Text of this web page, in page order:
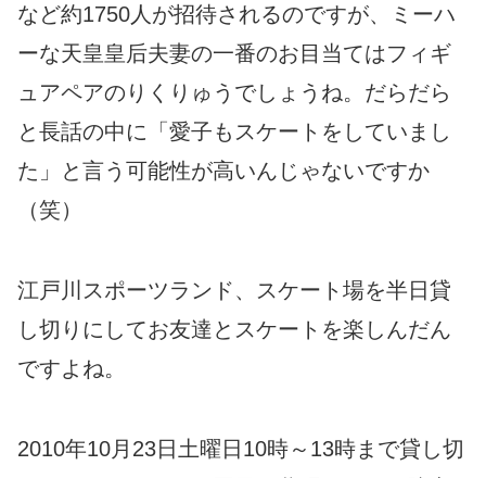
など約1750人が招待されるのですが、ミーハ
ーな天皇皇后夫妻の一番のお目当てはフィギ
ュアペアのりくりゅうでしょうね。だらだら
と長話の中に「愛子もスケートをしていまし
た」と言う可能性が高いんじゃないですか
（笑）
江戸川スポーツランド、スケート場を半日貸
し切りにしてお友達とスケートを楽しんだん
ですよね。
2010年10月23日土曜日10時～13時まで貸し切